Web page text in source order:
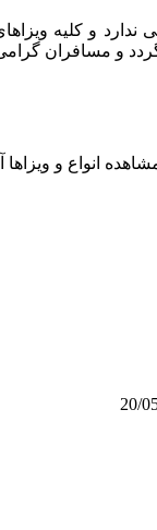
و کلیه
مسافران گرامی
انواع و
20/